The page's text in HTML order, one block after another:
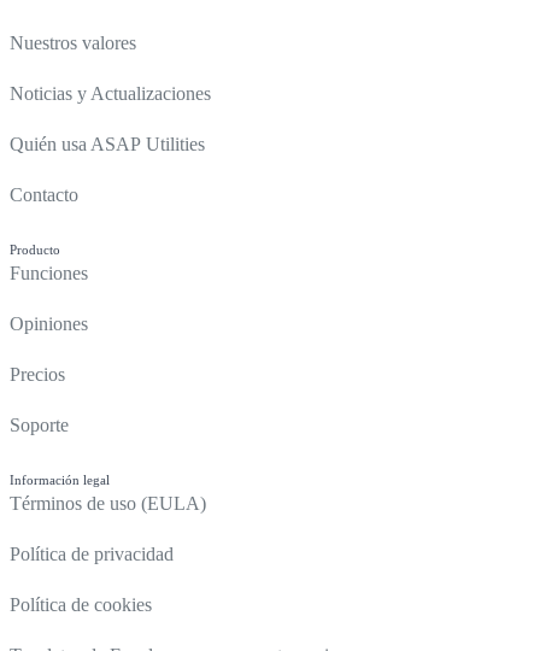
Nuestros valores
Noticias y Actualizaciones
Quién usa ASAP Utilities
Contacto
Producto
Funciones
Opiniones
Precios
Soporte
Información legal
Términos de uso (EULA)
Política de privacidad
Política de cookies